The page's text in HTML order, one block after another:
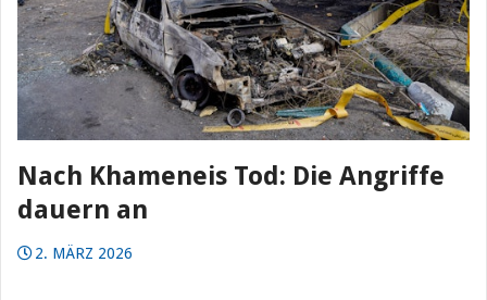
Nach Khameneis Tod: Die Angriffe
dauern an
2. MÄRZ 2026